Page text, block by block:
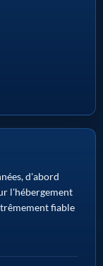
d'abord
l'hébergement
fiable